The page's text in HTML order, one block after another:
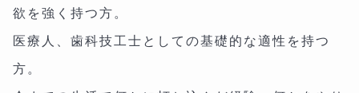
欲を強く持つ方。
医療人、歯科技工士としての基礎的な適性を持つ
方。